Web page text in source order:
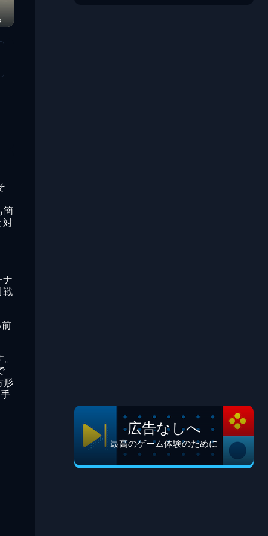
簡
対
ナ
戦
形
広告なしへ
最高のゲーム体験のために